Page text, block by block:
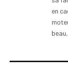
en